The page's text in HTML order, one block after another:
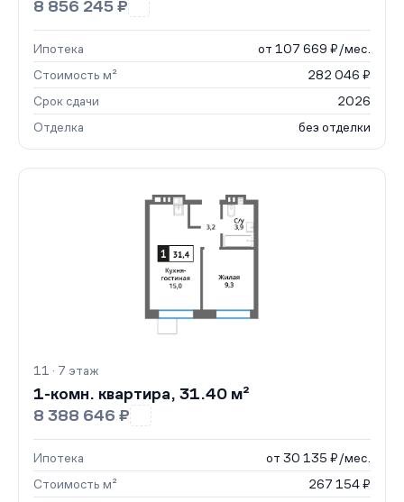
8 856 245 ₽
Ипотека
от 107 669 ₽/мес.
Стоимость м²
282 046 ₽
Срок сдачи
2026
Отделка
без отделки
11 · 7 этаж
1-комн. квартира, 31.40 м²
8 388 646 ₽
Ипотека
от 30 135 ₽/мес.
Стоимость м²
267 154 ₽